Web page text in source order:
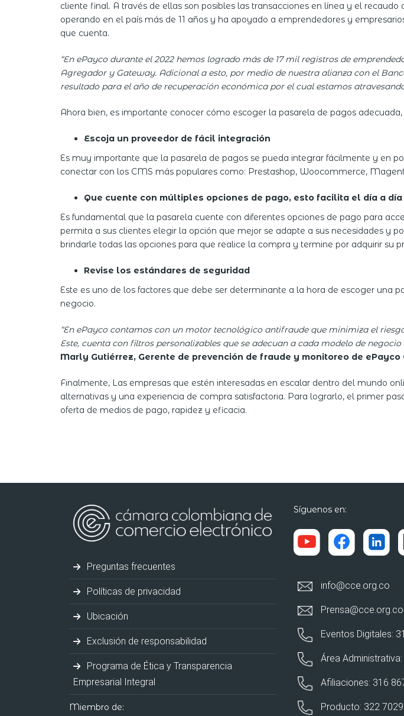
cliente final. A través de ellas son posibles las transacciones en línea y el
operando en el país más de 11 años y ha apoyado a emprendedores y
que cuenta.
“En ePayco durante el 2022 hemos logrado más de 17 mil registros de
Agregador y Gateway. Adicional a esto, por medio de nuestra alianza con el
resultado para el año de recuperación económica por el cual estamos
Ahora bien, es importante conocer cómo escoger la pasarela de pagos
Escoja un proveedor de fácil integración
Es muy importante que la pasarela de pagos se pueda integrar fácilmente y en
conectar con los CMS más populares como: Prestashop, Woocommerce,
Que cuente con múltiples opciones de pago, esto facilita el día a día
Es fundamental que la pasarela cuente con diferentes opciones de pago para
permita a sus clientes elegir la opción que mejor se adapte a sus necesidades y
brindarle todas las opciones para que realice la compra y termine por adquirir su
Revise los estándares de seguridad
Este es uno de los factores que debe ser determinante a la hora de escoger una
negocio.
“En ePayco contamos con un motor tecnológico antifraude que minimiza el
Este, cuenta con filtros personalizables que se adecuan a cada modelo de
Marly Gutiérrez, Gerente de prevención de fraude y monitoreo de ePayco
Finalmente, Las empresas que estén interesadas en escalar dentro del mundo
alternativas y una experiencia de compra satisfactoria. Para lograrlo, el primer
oferta de medios de pago, rapidez y eficacia.
Preguntas frecuentes
Políticas de privacidad
Ubicación
Exclusión de responsabilidad
Programa de Ética y Transparencia
Empresarial Integral
Miembro de:
Síguenos en:
info@cce.org.co
Prensa@cce.org.co
Eventos Digitales:
Área
Afiliaciones: 316
Producto: 322